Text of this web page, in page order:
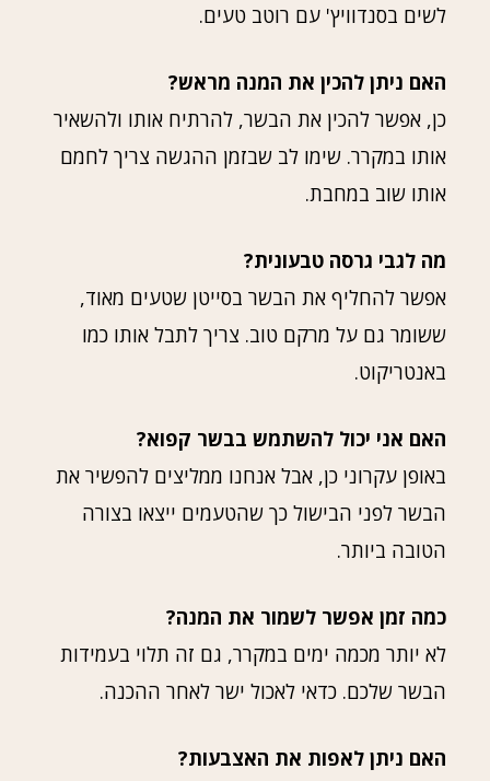
לשים בסנדוויץ' עם רוטב טעים.
האם ניתן להכין את המנה מראש?
כן, אפשר להכין את הבשר, להרתיח אותו ולהשאיר
אותו במקרר. שימו לב שבזמן ההגשה צריך לחמם
אותו שוב במחבת.
מה לגבי גרסה טבעונית?
אפשר להחליף את הבשר בסייטן שטעים מאוד,
ששומר גם על מרקם טוב. צריך לתבל אותו כמו
באנטריקוט.
האם אני יכול להשתמש בבשר קפוא?
באופן עקרוני כן, אבל אנחנו ממליצים להפשיר את
הבשר לפני הבישול כך שהטעמים ייצאו בצורה
הטובה ביותר.
כמה זמן אפשר לשמור את המנה?
לא יותר מכמה ימים במקרר, גם זה תלוי בעמידות
הבשר שלכם. כדאי לאכול ישר לאחר ההכנה.
האם ניתן לאפות את האצבעות?